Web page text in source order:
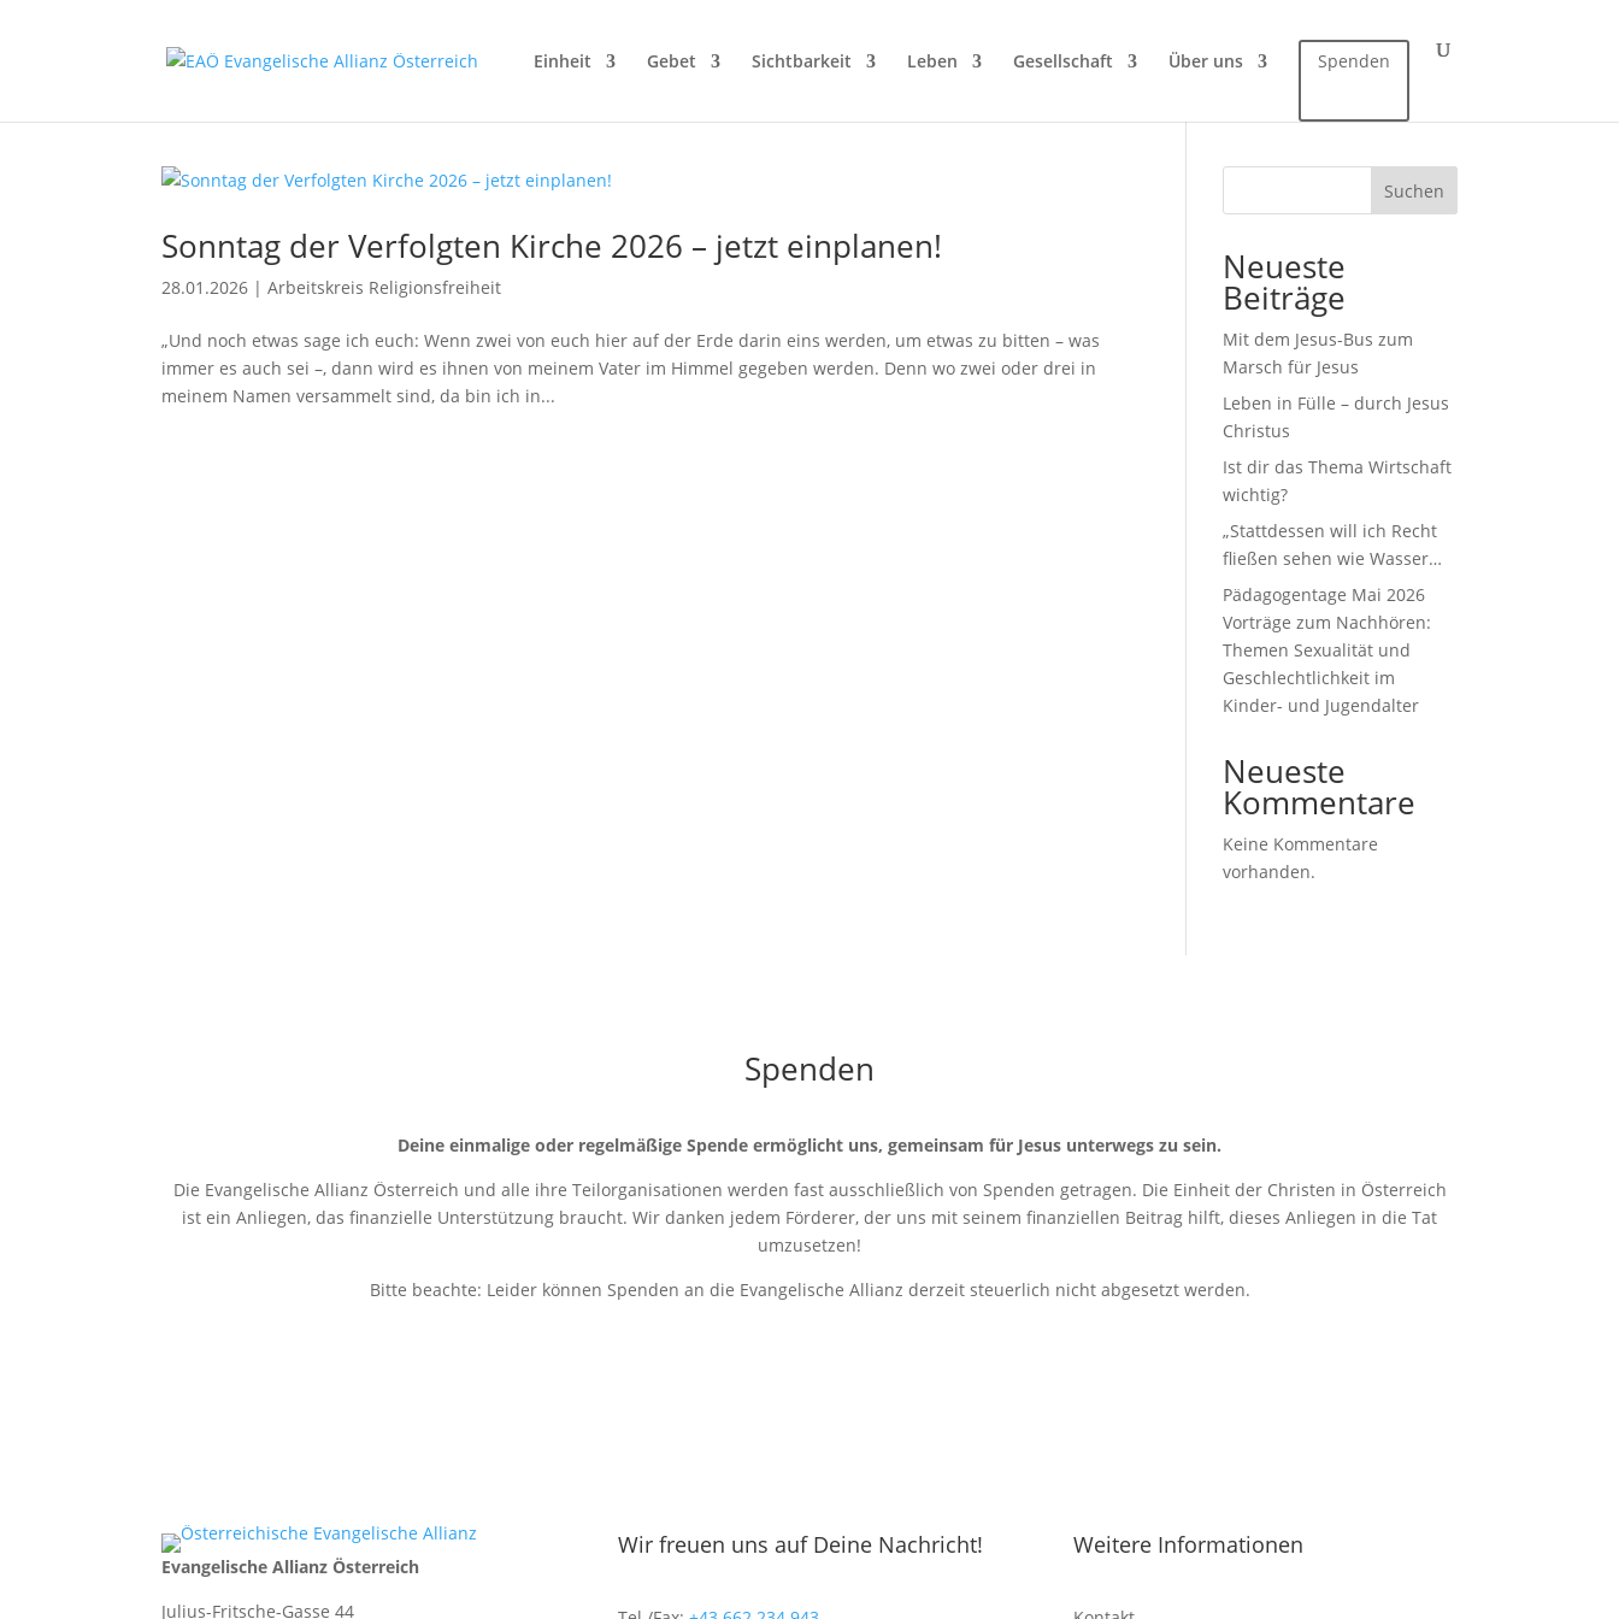
Einheit Gebet Sichtbarkeit Leben Gesellschaft Über uns Spenden
Sonntag der Verfolgten Kirche 2026 – jetzt einplanen!
28.01.2026 |Arbeitskreis Religionsfreiheit
„Und noch etwas sage ich euch: Wenn zwei von euch hier auf der Erde darin eins werden, um etwas zu bitten – was
immer es auch sei –, dann wird es ihnen von meinem Vater im Himmel gegeben werden. Denn wo zwei oder drei in
meinem Namen versammelt sind, da bin ich in...
Suchen
Neueste
Beiträge
Mit dem Jesus-Bus zum
Marsch für Jesus
Leben in Fülle – durch Jesus
Christus
Ist dir das Thema Wirtschaft
wichtig?
„Stattdessen will ich Recht
fließen sehen wie Wasser…
Pädagogentage Mai 2026
Vorträge zum Nachhören:
Themen Sexualität und
Geschlechtlichkeit im
Kinder- und Jugendalter
Neueste
Kommentare
Keine Kommentare
vorhanden.
Spenden
Deine einmalige oder regelmäßige Spende ermöglicht uns, gemeinsam für Jesus unterwegs zu sein.
Die Evangelische Allianz Österreich und alle ihre Teilorganisationen werden fast ausschließlich von Spenden getragen. Die Einheit der Christen in Österreich
ist ein Anliegen, das finanzielle Unterstützung braucht. Wir danken jedem Förderer, der uns mit seinem finanziellen Beitrag hilft, dieses Anliegen in die Tat
umzusetzen!
Bitte beachte: Leider können Spenden an die Evangelische Allianz derzeit steuerlich nicht abgesetzt werden.
Evangelische Allianz Österreich
Julius-Fritsche-Gasse 44
Wir freuen uns auf Deine Nachricht! Weitere Informationen